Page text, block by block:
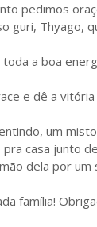
pedimos
guri, Thyago,
a boa
e dê a
um
casa junto
dela por um
família!